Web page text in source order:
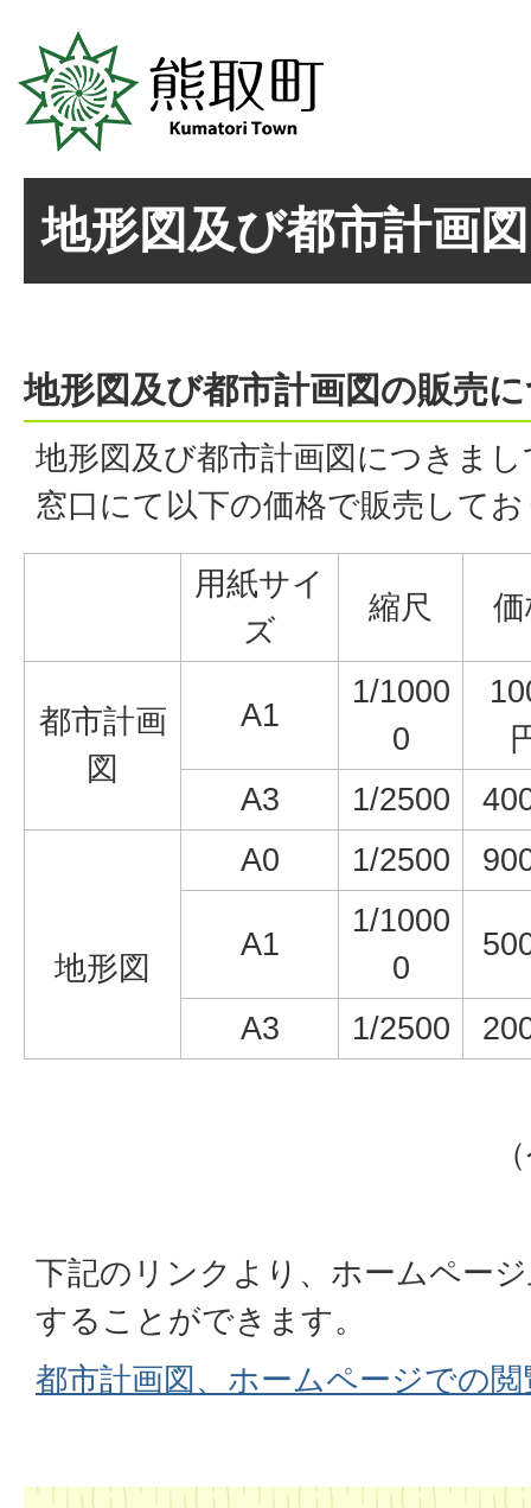
地形図及び都市計画図
地形図及び都市計画図の販売
地形図及び都市計画図につきま
窓口にて以下の価格で販売して
用紙サイ
ズ
縮尺
都市計画
図
A1
1/1000
0
A3
1/2500
地形図
A0 1/2500
A1
1/1000
0
A3 1/2500
下記のリンクより、ホームペー
することができます。
都市計画図、ホームページでの